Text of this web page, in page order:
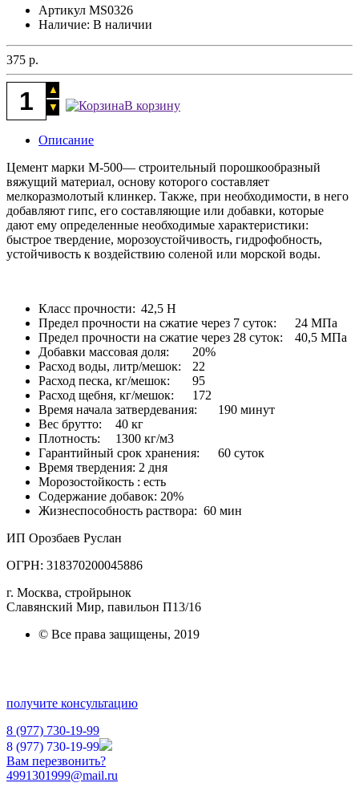
Артикул MS0326
Наличие: В наличии
375 р.
В корзину
Описание
Цемент марки М-500— строительный порошкообразный
вяжущий материал, основу которого составляет
мелкоразмолотый клинкер. Также, при необходимости, в него
добавляют гипс, его составляющие или добавки, которые
дают ему определенные необходимые характеристики:
быстрое твердение, морозоустойчивость, гидрофобность,
устойчивость к воздействию соленой или морской воды.
Класс прочности: 42,5 Н
Предел прочности на сжатие через 7 суток:
24 МПа
Предел прочности на сжатие через 28 суток:
40,5 МПа
Добавки массовая доля:
20%
Расход воды, литр/мешок:
22
Расход песка, кг/мешок:
95
Расход щебня, кг/мешок:
172
Время начала затвердевания:
190 минут
Вес брутто:
40 кг
Плотность:
1300 кг/м3
Гарантийный срок хранения:
60 суток
Время твердения: 2 дня
Морозостойкость : есть
Содержание добавок: 20%
Жизнеспособность раствора: 60 мин
ИП Орозбаев Руслан
ОГРН: 318370200045886
г. Москва, стройрынок
Славянский Мир, павильон П13/16
© Все права защищены, 2019
получите консультацию
8 (977) 730-19-99
8 (977) 730-19-99
Вам перезвонить?
4991301999@mail.ru